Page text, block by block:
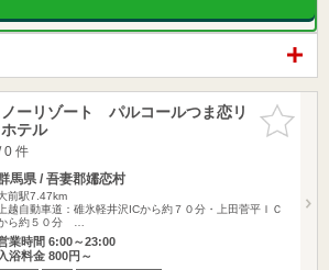
お気に入
りに追加
ーリゾート パルコールつま恋リ
テル
件
馬県 / 吾妻郡嬬恋村
前駅7.47km
上越自動車道：碓氷軽井沢ICから約７０分・上田菅平ＩＣ
ら約５０分 …
業時間 6:00～23:00
入浴料金 800円～